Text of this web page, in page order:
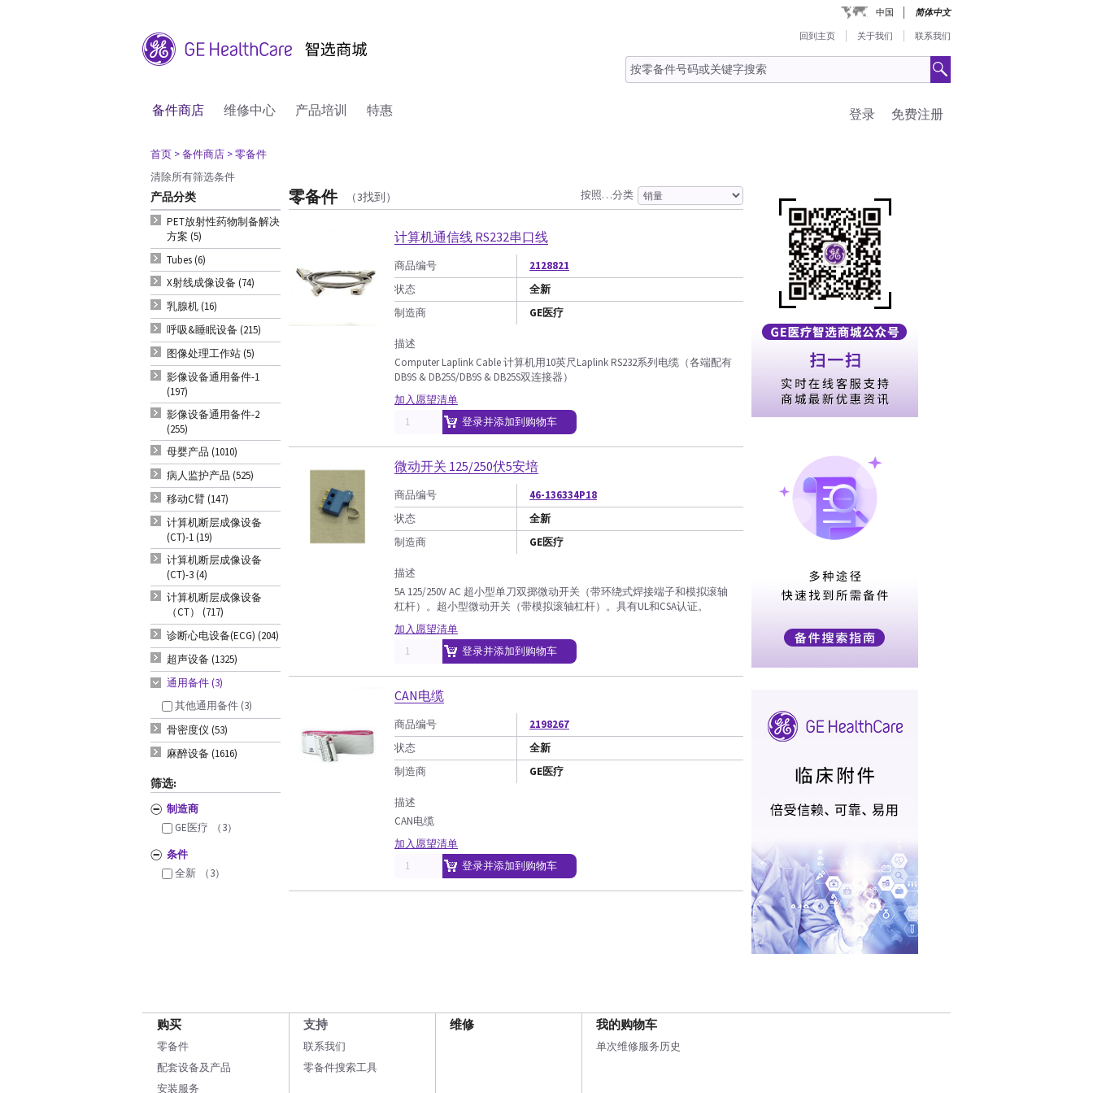
中国 简体中文
回到主页 关于我们 联系我们
备件商店 维修中心 产品培训 特惠 免费注册
登录
首页 > 备件商店 > 零备件
清除所有筛选条件
产品分类
PET放射性药物制备解决
方案 (5)
Tubes (6)
X射线成像设备 (74)
乳腺机 (16)
呼吸&睡眠设备 (215)
图像处理工作站 (5)
影像设备通用备件-1
(197)
影像设备通用备件-2
(255)
母婴产品 (1010)
病人监护产品 (525)
移动C臂 (147)
计算机断层成像设备
(CT)-1 (19)
计算机断层成像设备
(CT)-3 (4)
计算机断层成像设备
（CT） (717)
诊断心电设备(ECG) (204)
超声设备 (1325)
通用备件 (3)
其他通用备件 (3)
骨密度仪 (53)
麻醉设备 (1616)
筛选:
制造商
GE医疗
（3）
条件
全新
（3）
零备件 （3找到） 按照…分类
计算机通信线 RS232串口线
商品编号
2128821
状态
全新
制造商
GE医疗
描述
Computer Laplink Cable 计算机用10英尺Laplink RS232系列电缆（各端配有
DB9S & DB25S/DB9S & DB25S双连接器）
加入愿望清单
登录并添加到购物车
微动开关 125/250伏5安培
商品编号
46-136334P18
状态
全新
制造商
GE医疗
描述
5A 125/250V AC 超小型单刀双掷微动开关（带环绕式焊接端子和模拟滚轴
杠杆）。超小型微动开关（带模拟滚轴杠杆）。具有UL和CSA认证。
加入愿望清单
登录并添加到购物车
CAN电缆
商品编号
2198267
状态
全新
制造商
GE医疗
描述
CAN电缆
加入愿望清单
登录并添加到购物车
购买
零备件
配套设备及产品
安装服务
支持
联系我们
零备件搜索工具
维修 我的购物车
单次维修服务历史